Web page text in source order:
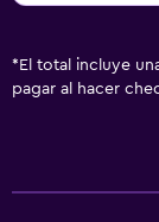
* El total incluye
pagar al hacer